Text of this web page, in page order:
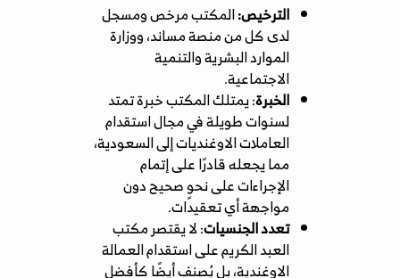
الترخيص:المكتب مرخص ومسجل
لدى كل من منصة مساند، ووزارة
الموارد البشرية والتنمية
الاجتماعية.
الخبرة: يمتلك المكتب خبرة تمتد
لسنوات طويلة في مجال استقدام
العاملات الاوغنديات إلى السعودية،
مما يجعله قادرًا على إتمام
الإجراءات على نحوٍ صحيح دون
مواجهة أي تعقيدات.
تعدد الجنسيات: لا يقتصر مكتب
العبد الكريم على استقدام العمالة
الاوغندية، بل يُصنف أيضًا كأفضل